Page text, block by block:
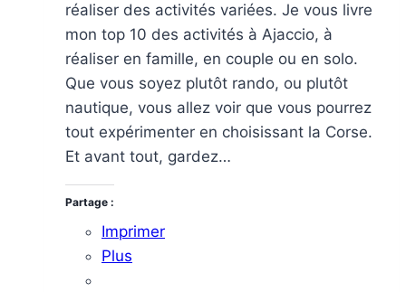
réaliser des activités variées. Je vous livre
mon top 10 des activités à Ajaccio, à
réaliser en famille, en couple ou en solo.
Que vous soyez plutôt rando, ou plutôt
nautique, vous allez voir que vous pourrez
tout expérimenter en choisissant la Corse.
Et avant tout, gardez…
Partage :
Imprimer
Plus